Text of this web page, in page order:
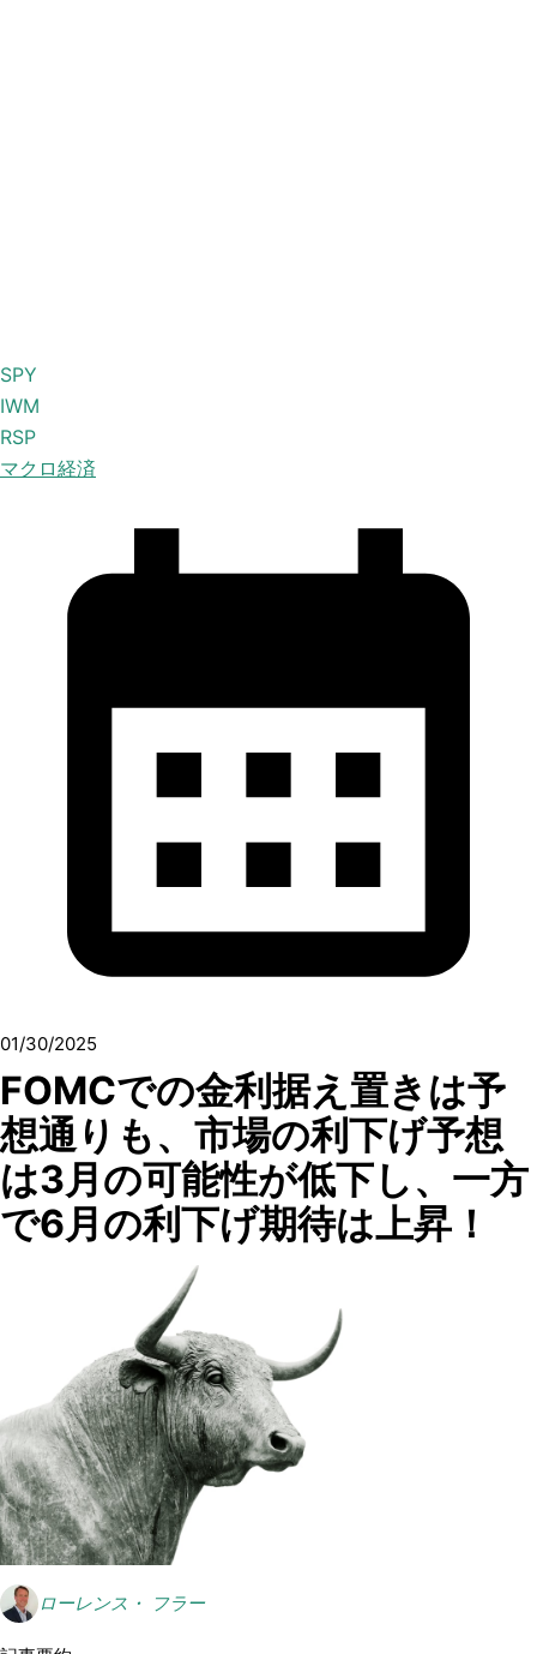
SPY
IWM
RSP
マクロ経済
01/30/2025
FOMCでの金利据え置きは予
想通りも、市場の利下げ予想
は3月の可能性が低下し、一方
で6月の利下げ期待は上昇！
ローレンス・ フラー